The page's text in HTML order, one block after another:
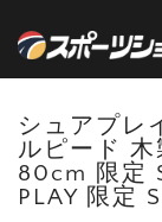
シュアプレ
ルピード
80cm 限定
PLAY 限定